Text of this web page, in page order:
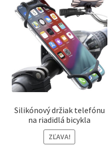
Silikónový držiak telefónu
na riadidlá bicykla
ZĽAVA!